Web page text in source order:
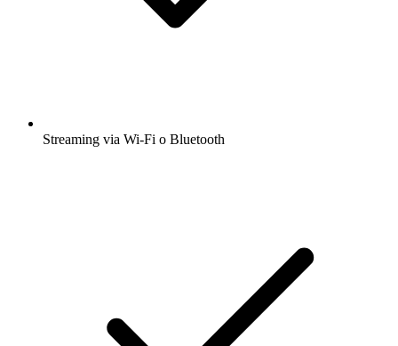
Streaming via Wi-Fi o Bluetooth